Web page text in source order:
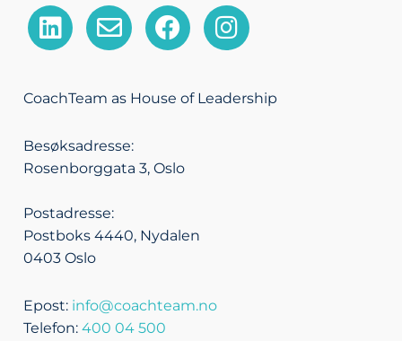
L
i
k
d
i
E
n
e
o
p
F
a
e
o
I
n
t
CoachTeam as House of Leadership
Besøksadresse:
Rosenborggata 3, Oslo
Postadresse:
Postboks 4440, Nydalen
0403 Oslo
Epost: info@coachteam.no
Telefon: 400 04 500